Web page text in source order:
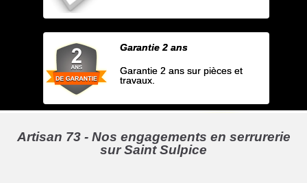
Garantie 2 ans
Garantie 2 ans sur pièces et
travaux.
Artisan 73 - Nos engagements en serrurerie
sur Saint Sulpice